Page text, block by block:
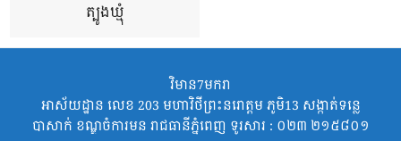
ត្បូងឃ្មុំ
វិមាន7មករា
អាស័យដ្ឋាន លេខ 203 មហាវិថីព្រះនរោត្តម ភូមិ13 សង្កាត់ទន្លេ
បាសាក់ ខណ្ឌចំការមន រាជធានីភ្នំពេញ ទូរសារ : ០២៣ ២១៥៨០១